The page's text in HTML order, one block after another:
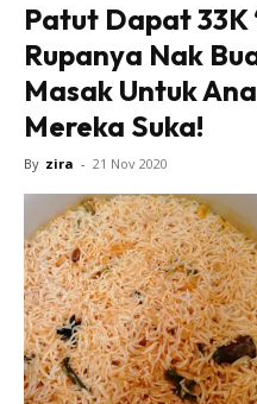
Patut Dapat 33K
Rupanya Nak
Masak Untuk
Mereka Suka!
By zira - 21 Nov 2020